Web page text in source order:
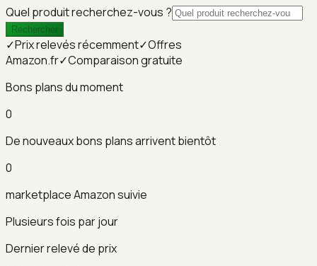
Quel produit recherchez-vous ?
Rechercher
✓Prix relevés récemment✓Offres
Amazon.fr✓Comparaison gratuite
Bons plans du moment
0
De nouveaux bons plans arrivent bientôt
0
marketplace Amazon suivie
Plusieurs fois par jour
Dernier relevé de prix